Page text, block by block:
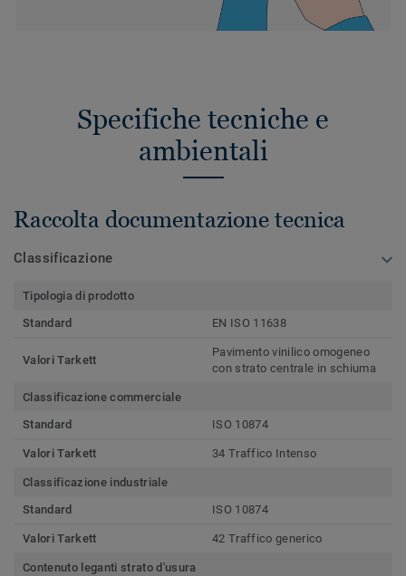
Specifiche tecniche e
ambientali
Raccolta documentazione tecnica
Classificazione
Tipologia di prodotto
Standard
EN ISO 11638
Valori Tarkett
Pavimento vinilico omogeneo
con strato centrale in schiuma
Classificazione commerciale
Standard
ISO 10874
Valori Tarkett 34 Traffico Intenso
Classificazione industriale
Standard
ISO 10874
Valori Tarkett 42 Traffico generico
Contenuto leganti strato d'usura